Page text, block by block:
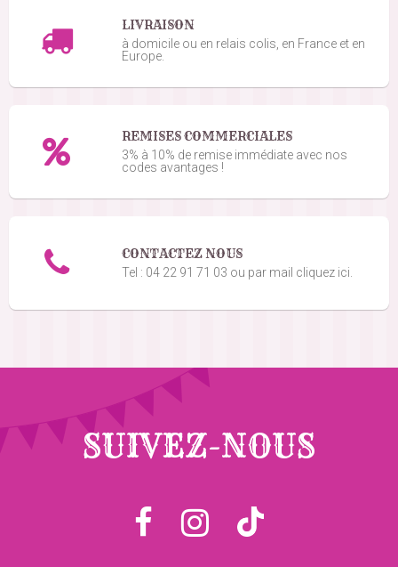
LIVRAISON
à domicile ou en relais colis, en France et en
Europe.
REMISES COMMERCIALES
3% à 10% de remise immédiate avec nos
codes avantages !
CONTACTEZ NOUS
Tel : 04 22 91 71 03 ou par mail cliquez ici.
SUIVEZ-NOUS